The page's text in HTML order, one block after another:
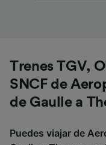
Trenes TGV,
SNCF de
de Gaulle a
Puedes viajar de